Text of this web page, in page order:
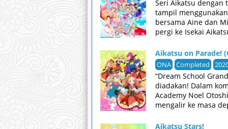
Seri Aikatsu dengan
tampil
bersama Aine dan
pergi ke Isekai
Aikatsu on Parade!
ONA Completed
“Dream School
diadakan! Dalam
Academy Noel
mengalir ke masa
Aikatsu Stars!